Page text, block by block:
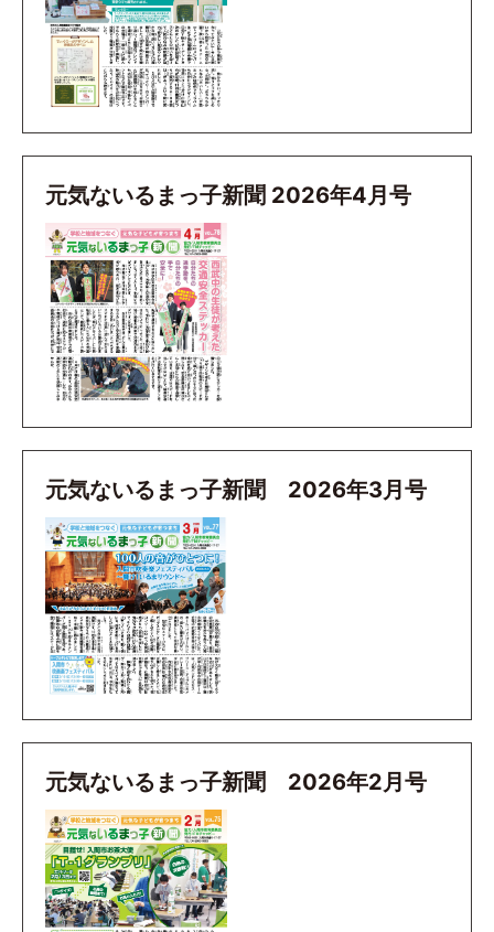
元気ないるまっ子新聞 2026年4月号
元気ないるまっ子新聞 2026年3月号
元気ないるまっ子新聞 2026年2月号